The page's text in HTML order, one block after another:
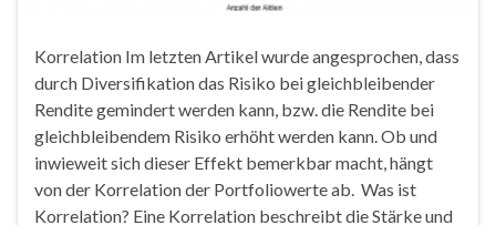
Korrelation Im letzten Artikel wurde angesprochen, dass
durch Diversifikation das Risiko bei gleichbleibender
Rendite gemindert werden kann, bzw. die Rendite bei
gleichbleibendem Risiko erhöht werden kann. Ob und
inwieweit sich dieser Effekt bemerkbar macht, hängt
von der Korrelation der Portfoliowerte ab. Was ist
Korrelation? Eine Korrelation beschreibt die Stärke und